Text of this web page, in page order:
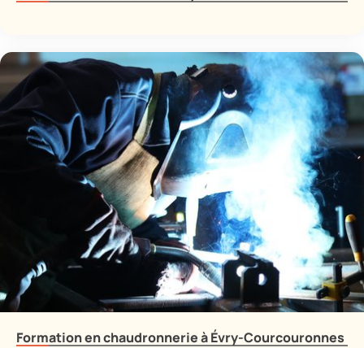
Formation en chaudronnerie à Évry-Courcouronnes